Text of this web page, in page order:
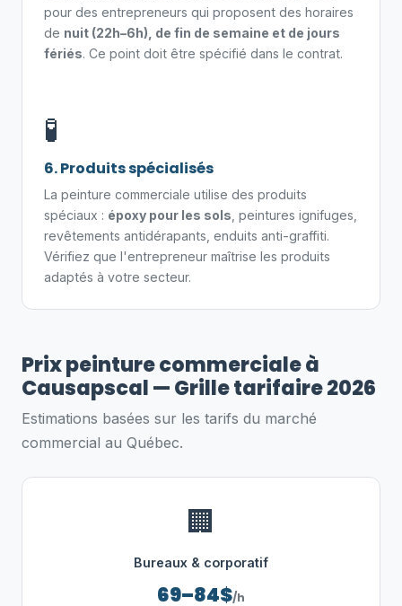
pour des entrepreneurs qui proposent des horaires
de nuit (22h–6h), de fin de semaine et de jours
fériés. Ce point doit être spécifié dans le contrat.
🧪
6. Produits spécialisés
La peinture commerciale utilise des produits
spéciaux : époxy pour les sols , peintures ignifuges,
revêtements antidérapants, enduits anti-graffiti.
Vérifiez que l'entrepreneur maîtrise les produits
adaptés à votre secteur.
Prix peinture commerciale à
Causapscal — Grille tarifaire 2026
Estimations basées sur les tarifs du marché
commercial au Québec.
🏢
Bureaux & corporatif
69–84$/h